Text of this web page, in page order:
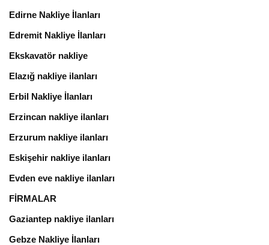
Edirne Nakliye İlanları
Edremit Nakliye İlanları
Ekskavatör nakliye
Elazığ nakliye ilanları
Erbil Nakliye İlanları
Erzincan nakliye ilanları
Erzurum nakliye ilanları
Eskişehir nakliye ilanları
Evden eve nakliye ilanları
FİRMALAR
Gaziantep nakliye ilanları
Gebze Nakliye İlanları